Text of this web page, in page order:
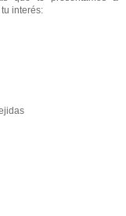
interés: